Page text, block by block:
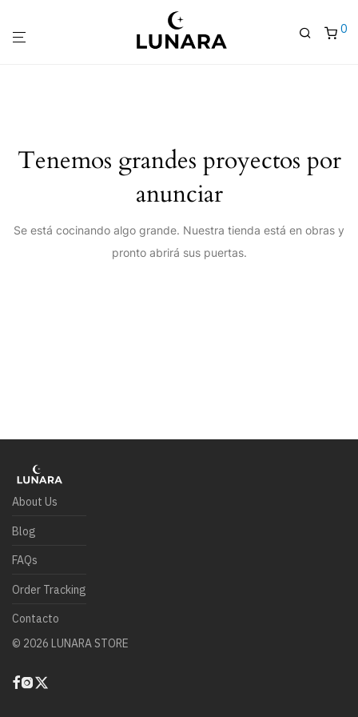
0
Tenemos grandes proyectos por
anunciar
Se está cocinando algo grande. Nuestra tienda está en obras y
pronto abrirá sus puertas.
About Us
Blog
FAQs
Order Tracking
Contacto
© 2026 LUNARA STORE